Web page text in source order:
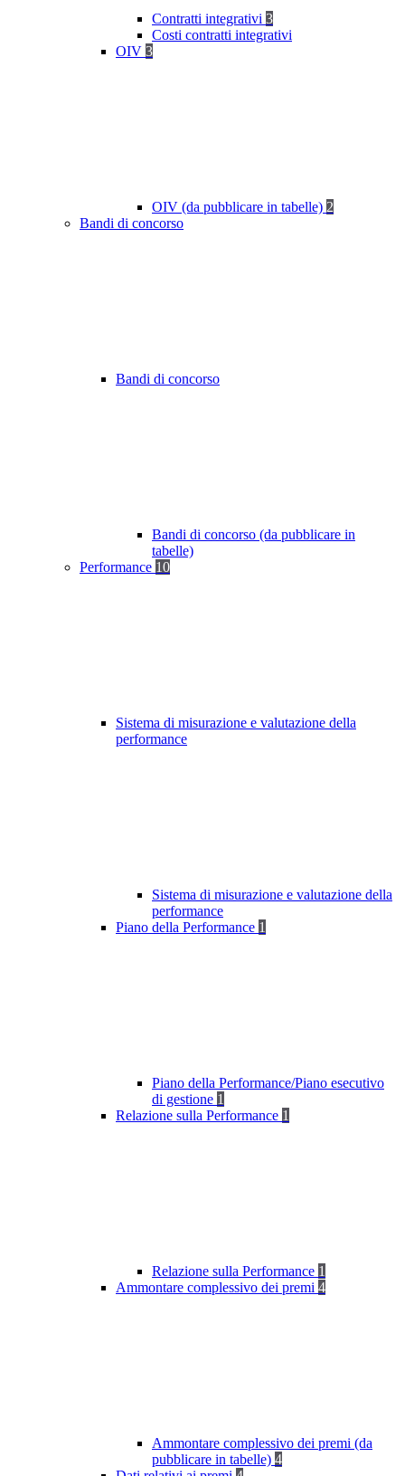
Contratti integrativi 3
Costi contratti integrativi
OIV 3
OIV (da pubblicare in tabelle) 2
Bandi di concorso
Bandi di concorso
Bandi di concorso (da pubblicare in
tabelle)
Performance 10
Sistema di misurazione e valutazione della
performance
Sistema di misurazione e valutazione della
performance
Piano della Performance 1
Piano della Performance/Piano esecutivo
di gestione 1
Relazione sulla Performance 1
Relazione sulla Performance 1
Ammontare complessivo dei premi 4
Ammontare complessivo dei premi (da
pubblicare in tabelle) 4